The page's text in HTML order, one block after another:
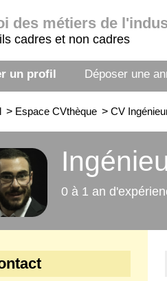
des métiers de
cadres et non cadres
un profil Déposer une
> Espace CVthèque > CV
0 à 1 an